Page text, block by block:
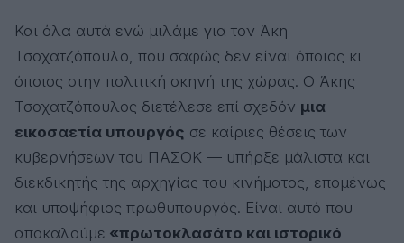
Και όλα αυτά ενώ μιλάμε για τον Άκη
Τσοχατζόπουλο, που σαφώς δεν είναι όποιος κι
όποιος στην πολιτική σκηνή της χώρας. Ο Άκης
Τσοχατζόπουλος διετέλεσε επί σχεδόν μια
εικοσαετία υπουργός σε καίριες θέσεις των
κυβερνήσεων του ΠΑΣΟΚ — υπήρξε μάλιστα και
διεκδικητής της αρχηγίας του κινήματος, επομένως
και υποψήφιος πρωθυπουργός. Είναι αυτό που
αποκαλούμε «πρωτοκλασάτο και ιστορικό